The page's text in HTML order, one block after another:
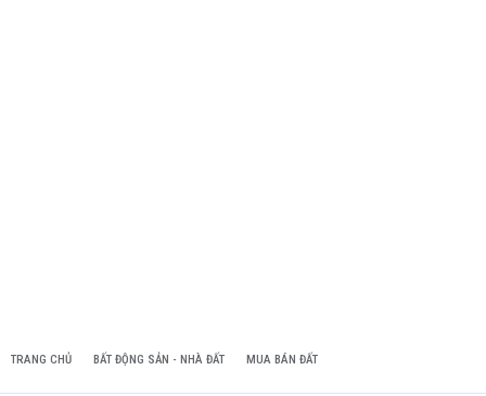
TRANG CHỦ BẤT ĐỘNG SẢN - NHÀ ĐẤT MUA BÁN ĐẤT